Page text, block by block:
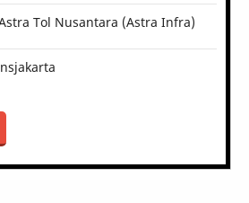
Tol Nusantara (Astra Infra)